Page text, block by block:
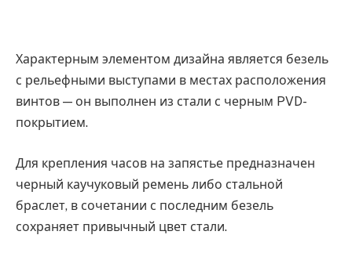
Характерным элементом дизайна является безель
с рельефными выступами в местах расположения
винтов — он выполнен из стали с черным PVD-
покрытием.
Для крепления часов на запястье предназначен
черный каучуковый ремень либо стальной
браслет, в сочетании с последним безель
сохраняет привычный цвет стали.